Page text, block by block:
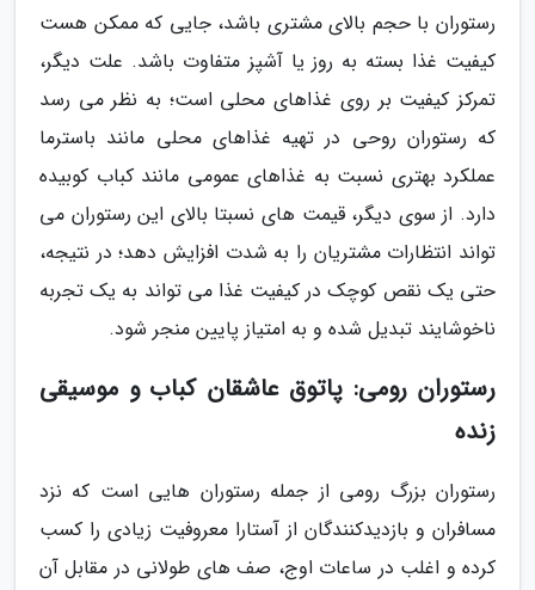
رستوران با حجم بالای مشتری باشد، جایی که ممکن هست
کیفیت غذا بسته به روز یا آشپز متفاوت باشد. علت دیگر،
تمرکز کیفیت بر روی غذاهای محلی است؛ به نظر می رسد
که رستوران روحی در تهیه غذاهای محلی مانند باسترما
عملکرد بهتری نسبت به غذاهای عمومی مانند کباب کوبیده
دارد. از سوی دیگر، قیمت های نسبتا بالای این رستوران می
تواند انتظارات مشتریان را به شدت افزایش دهد؛ در نتیجه،
حتی یک نقص کوچک در کیفیت غذا می تواند به یک تجربه
ناخوشایند تبدیل شده و به امتیاز پایین منجر شود.
رستوران رومی: پاتوق عاشقان کباب و موسیقی
زنده
رستوران بزرگ رومی از جمله رستوران هایی است که نزد
مسافران و بازدیدکنندگان از آستارا معروفیت زیادی را کسب
کرده و اغلب در ساعات اوج، صف های طولانی در مقابل آن